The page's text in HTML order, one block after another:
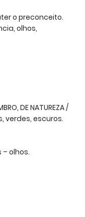
o preconceito.
olhos,
DE NATUREZA /
verdes, escuros.
olhos.